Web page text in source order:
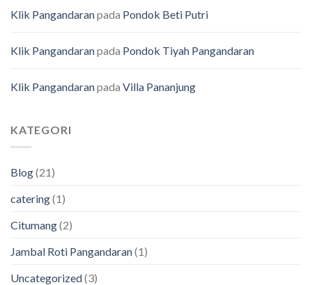
Klik Pangandaranpada Pondok Beti Putri
Klik Pangandaranpada Pondok Tiyah Pangandaran
Klik Pangandaranpada Villa Pananjung
KATEGORI
Blog(21)
catering(1)
Citumang(2)
Jambal Roti Pangandaran(1)
Uncategorized(3)